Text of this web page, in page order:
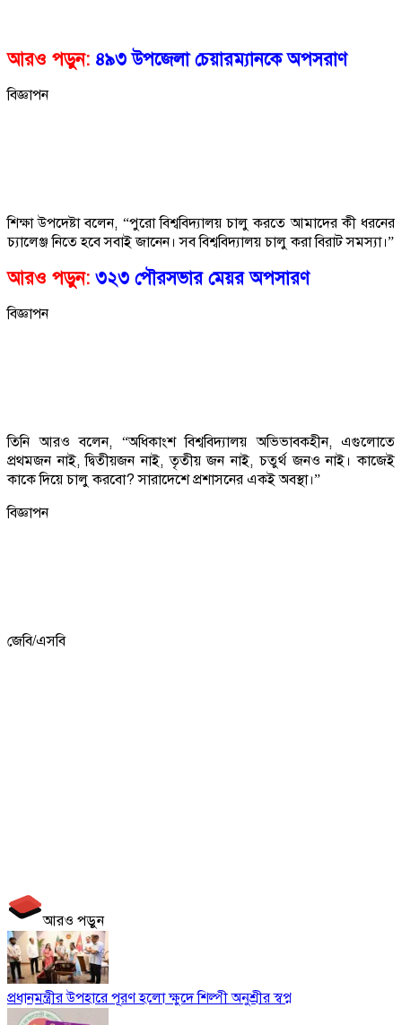
আরও পড়ুন: ৪৯৩ উপজেলা চেয়ারম্যানকে অপসরাণ
বিজ্ঞাপন
শিক্ষা উপদেষ্টা বলেন, “পুরো বিশ্ববিদ্যালয় চালু করতে আমাদের কী ধরনের
চ্যালেঞ্জ নিতে হবে সবাই জানেন। সব বিশ্ববিদ্যালয় চালু করা বিরাট সমস্যা।”
আরও পড়ুন: ৩২৩ পৌরসভার মেয়র অপসারণ
বিজ্ঞাপন
তিনি আরও বলেন, “অধিকাংশ বিশ্ববিদ্যালয় অভিভাবকহীন, এগুলোতে
প্রথমজন নাই, দ্বিতীয়জন নাই, তৃতীয় জন নাই, চতুর্থ জনও নাই। কাজেই
কাকে দিয়ে চালু করবো? সারাদেশে প্রশাসনের একই অবস্থা।”
বিজ্ঞাপন
জেবি/এসবি
আরও পড়ুন
প্রধানমন্ত্রীর উপহারে পূরণ হলো ক্ষুদে শিল্পী অনুশ্রীর স্বপ্ন